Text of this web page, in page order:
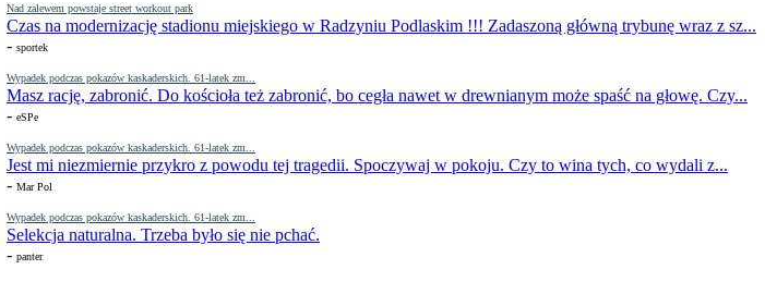
Nad zalewem powstaje street workout park
Czas na modernizację stadionu miejskiego w Radzyniu Podlaskim !!! Zadaszoną główną trybunę wraz z sz...
- sportek
Wypadek podczas pokazów kaskaderskich. 61-latek zm...
Masz rację, zabronić. Do kościoła też zabronić, bo cegła nawet w drewnianym może spaść na głowę. Czy...
- eSPe
Wypadek podczas pokazów kaskaderskich. 61-latek zm...
Jest mi niezmiernie przykro z powodu tej tragedii. Spoczywaj w pokoju. Czy to wina tych, co wydali z...
- Mar Pol
Wypadek podczas pokazów kaskaderskich. 61-latek zm...
Selekcja naturalna. Trzeba było się nie pchać.
- panter